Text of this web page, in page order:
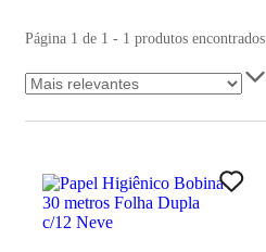
Página 1 de 1 - 1 produtos encontrados